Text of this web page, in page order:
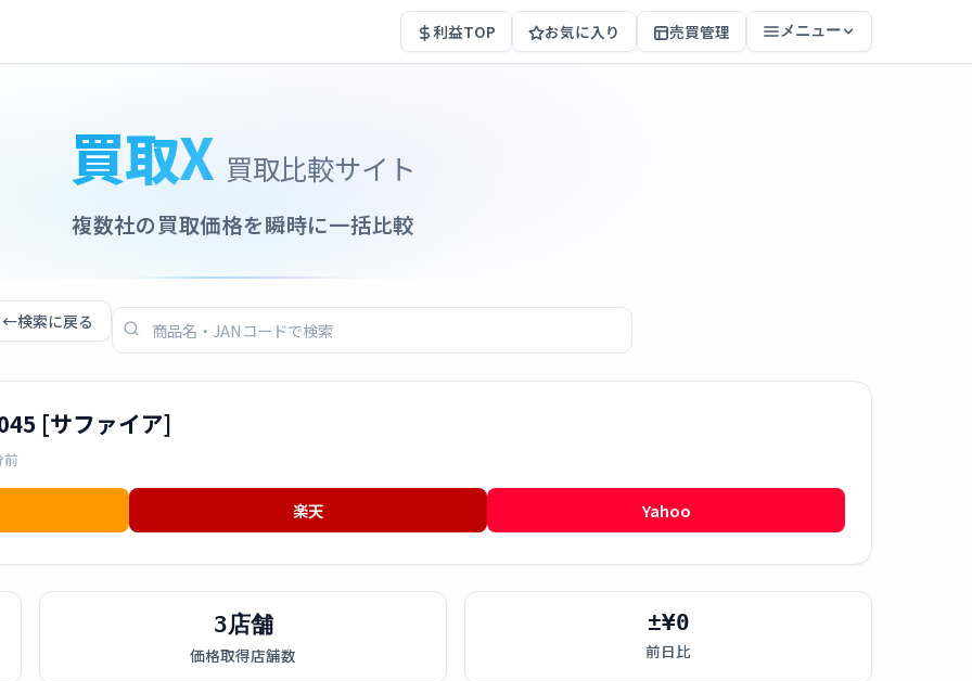
利益TOP お気に入り 売買管理 メニュー
買取X 買取比較サイト
複数社の買取価格を瞬時に一括比較
←検索に戻る
[サファイア]
前
楽天 Yahoo
3店舗
価格取得店舗数
±¥0
前日比